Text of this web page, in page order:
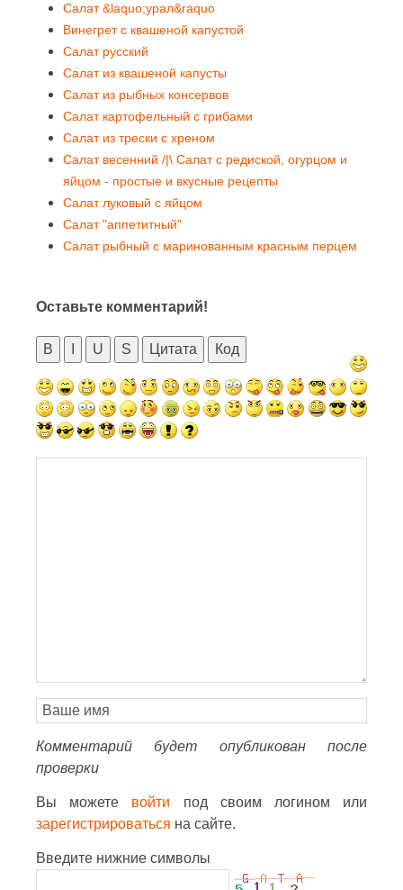
Салат &laquo;урал&raquo
Винегрет с квашеной капустой
Салат русский
Салат из квашеной капусты
Салат из рыбных консервов
Салат картофельный с грибами
Салат из трески с хреном
Салат весенний /|\ Салат с редиской, огурцом и
яйцом - простые и вкусные рецепты
Салат луковый с яйцом
Салат "аппетитный"
Салат рыбный с маринованным красным перцем
Оставьте комментарий!
B U S Цитата Код
Комментарий будет опубликован после
проверки
Вы можете войти под своим логином или
зарегистрироваться на сайте.
Введите нижние символы